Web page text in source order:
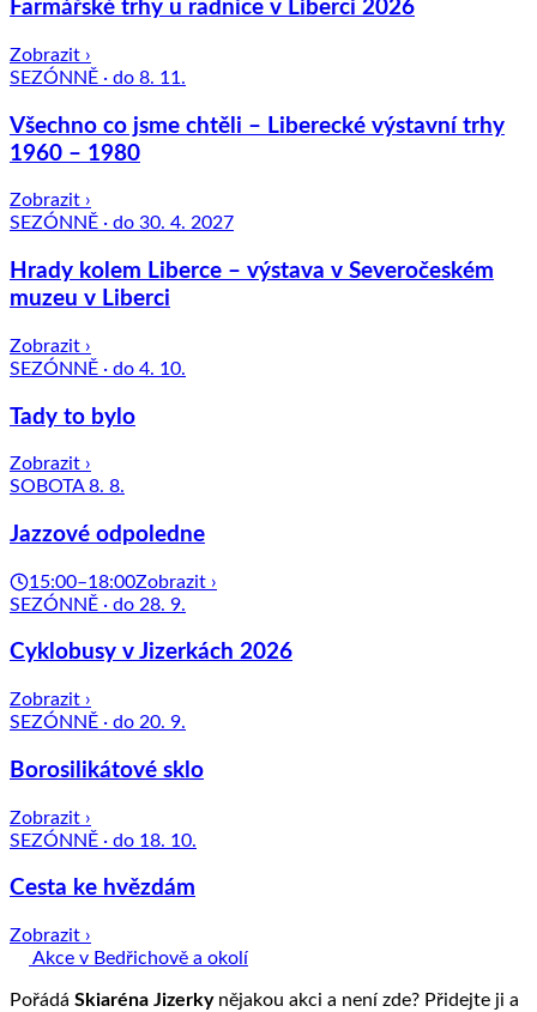
Farmářské trhy u radnice v Liberci 2026
Zobrazit ›
SEZÓNNĚ · do 8. 11.
Všechno co jsme chtěli – Liberecké výstavní trhy
1960 – 1980
Zobrazit ›
SEZÓNNĚ · do 30. 4. 2027
Hrady kolem Liberce – výstava v Severočeském
muzeu v Liberci
Zobrazit ›
SEZÓNNĚ · do 4. 10.
Tady to bylo
Zobrazit ›
SOBOTA 8. 8.
Jazzové odpoledne
15:00–18:00Zobrazit ›
SEZÓNNĚ · do 28. 9.
Cyklobusy v Jizerkách 2026
Zobrazit ›
SEZÓNNĚ · do 20. 9.
Borosilikátové sklo
Zobrazit ›
SEZÓNNĚ · do 18. 10.
Cesta ke hvězdám
Zobrazit ›
Akce v Bedřichově a okolí
Pořádá Skiaréna Jizerkynějakou akci a není zde? Přidejte ji a